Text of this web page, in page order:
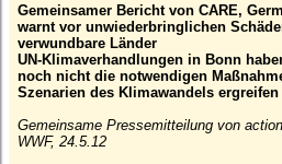
Gemeinsamer Bericht von CARE,
warnt vor unwiederbringlichen
verwundbare Länder
UN-Klimaverhandlungen in Bonn
noch nicht die notwendigen
Szenarien des Klimawandels ergreifen
Gemeinsame Pressemitteilung von
WWF, 24.5.12